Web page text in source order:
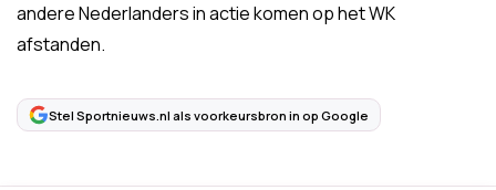
andere Nederlanders in actie komen op het WK
afstanden.
Stel Sportnieuws.nl als voorkeursbron in op Google